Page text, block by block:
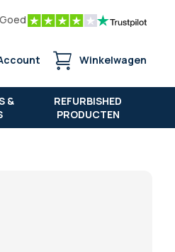
Goed
Winkelwagen
&
REFURBISHED
PRODUCTEN